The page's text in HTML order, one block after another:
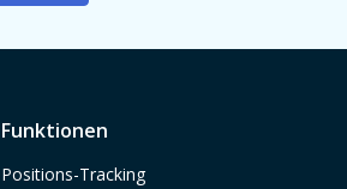
Funktionen
Positions-Tracking